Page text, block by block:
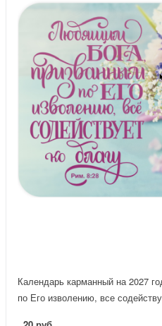
Календарь карманный на 2027
по Его изволению, все